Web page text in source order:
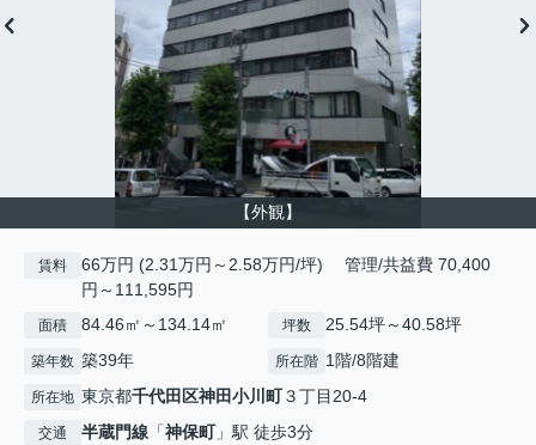
【外観】
賃料
66万円 (2.31万円～2.58万円/坪) 管理/共益費 70,400
円～111,595円
面積 84.46㎡～134.14㎡ 坪数 25.54坪～40.58坪
築年数 築39年 所在階 1階/8階建
所在地 東京都千代田区神田小川町３丁目20-4
交通 半蔵門線 「神保町」駅 徒歩3分